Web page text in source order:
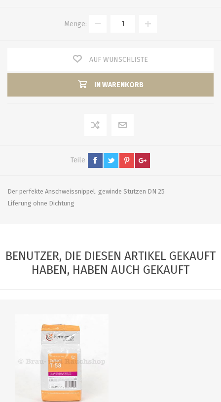
Menge:
AUF WUNSCHLISTE
IN WARENKORB
Teile
Der perfekte Anschweissnippel. gewinde Stutzen DN 25
Liferung ohne Dichtung
BENUTZER, DIE DIESEN ARTIKEL GEKAUFT
HABEN, HABEN AUCH GEKAUFT